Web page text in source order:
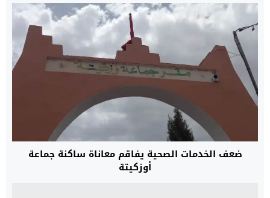
ضعف الخدمات الصحية يفاقم معاناة ساكنة جماعة
أوزكيتة